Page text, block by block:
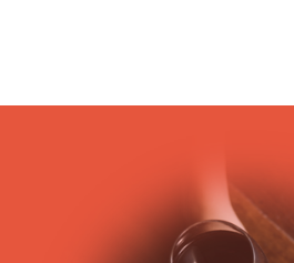
Ruinart » comporte par exemple
soupçon de Pinot Meunier. En
Champagne Ruinart : un nom de